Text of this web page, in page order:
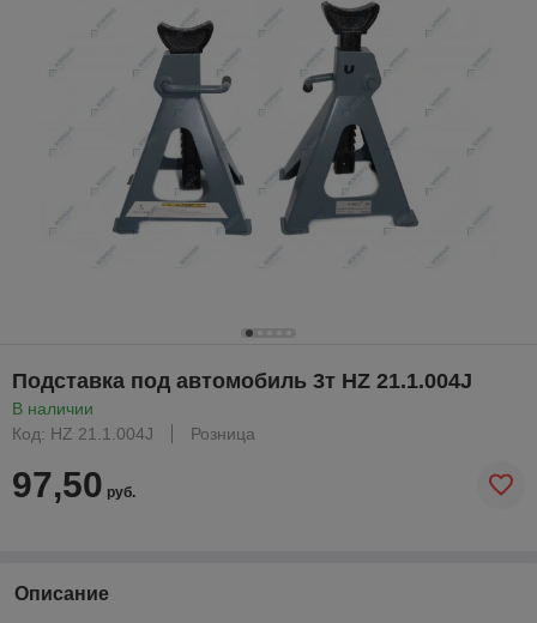
Подставка под автомобиль 3т HZ 21.1.004J
В наличии
Код: HZ 21.1.004J
Розница
97,50 руб.
Описание